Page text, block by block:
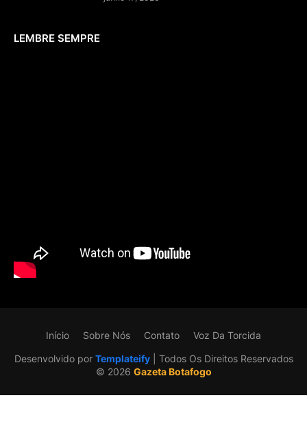
LEMBRE SEMPRE
Desenvolvido por Templateify| Todos Os Direitos Reservados
©️ 2026 Gazeta Botafogo
Início Sobre Nós Contato Voz Da Torcida